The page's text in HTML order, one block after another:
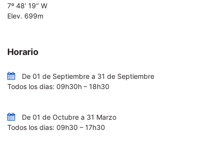
7º 48’ 19’’ W
Elev. 699m
Horario
De 01 de Septiembre a 31 de Septiembre
Todos los dias: 09h30h – 18h30
De 01 de Octubre a 31 Marzo
Todos los dias: 09h30 – 17h30